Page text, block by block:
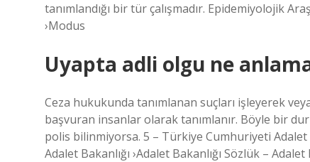
tanımlandığı bir tür çalışmadır. Epidemiyolojik
›Modus
Uyapta adli olgu ne
Ceza hukukunda tanımlanan suçları işleyerek
başvuran insanlar olarak tanımlanır. Böyle bir
polis bilinmiyorsa. 5 – Türkiye Cumhuriyeti Adalet
Adalet Bakanlığı ›Adalet Bakanlığı Sözlük –